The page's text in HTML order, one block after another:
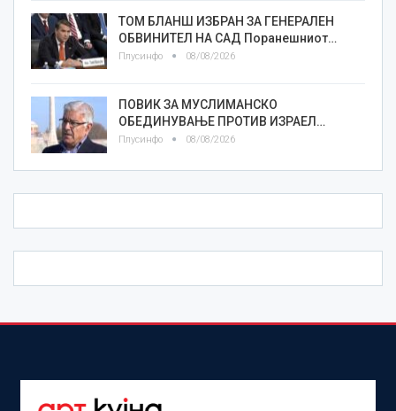
ТОМ БЛАНШ ИЗБРАН ЗА ГЕНЕРАЛЕН
ОБВИНИТЕЛ НА САД Поранешниот…
Плусинфо 08/08/2026
ПОВИК ЗА МУСЛИМАНСКО
ОБЕДИНУВАЊЕ ПРОТИВ ИЗРАЕЛ…
Плусинфо 08/08/2026